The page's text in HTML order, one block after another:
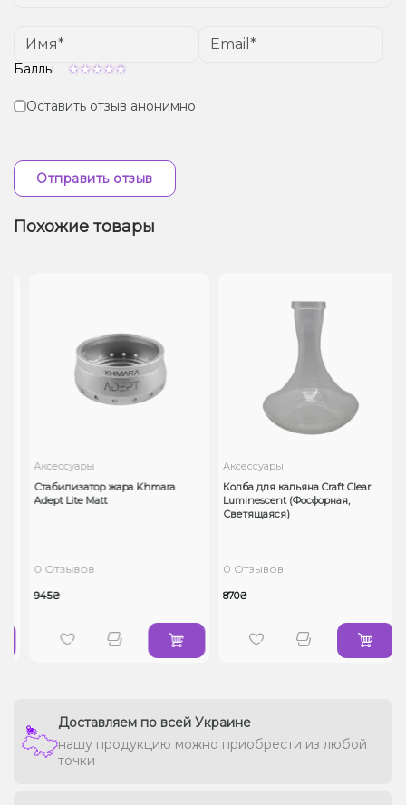
Баллы
Оставить отзыв анонимно
Отправить отзыв
Похожие товары
Аксессуары
Стабилизатор жара Khmara
Adept Lite Matt
0 Отзывов
945₴
Аксессуары
Колба для кальяна Craft Clear
Luminescent (Фосфорная,
Светящаяся)
0 Отзывов
870₴
Доставляем по всей Украине
нашу продукцию можно приобрести из любой
точки